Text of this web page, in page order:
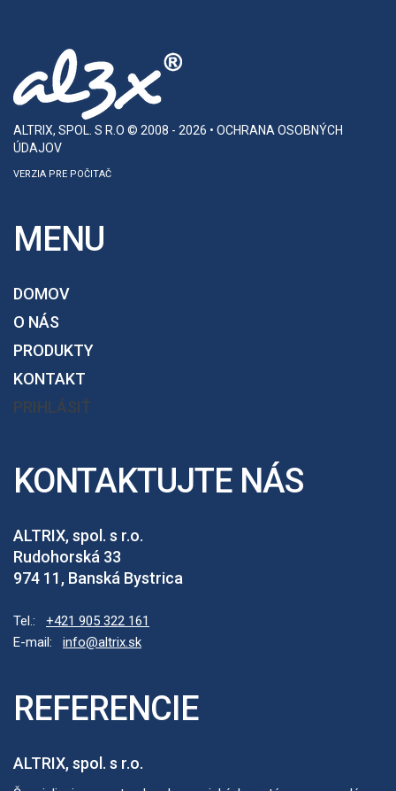
ALTRIX, SPOL. S R.O © 2008 - 2026 • OCHRANA OSOBNÝCH
ÚDAJOV
VERZIA PRE POČITAČ
MENU
DOMOV
O NÁS
PRODUKTY
KONTAKT
PRIHLÁSIŤ
KONTAKTUJTE NÁS
ALTRIX, spol. s r.o.
Rudohorská 33
974 11, Banská Bystrica
Tel.: +421 905 322 161
E-mail: info@altrix.sk
REFERENCIE
ALTRIX, spol. s r.o.